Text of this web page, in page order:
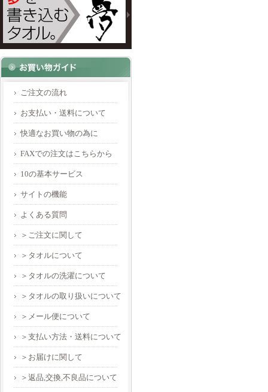
ご注文の流れ
お支払い・送料について
快適なお買い物の為に
FAXでの注文はこちらから
10の基本サービス
サイトの機能
よくある質問
＞ご注文に関して
＞タオルについて
＞タオルの洗濯について
＞タオルの取り扱いについて
＞メール便について
＞支払い方法・送料について
＞お届けに関して
＞返品,交換,不良品について